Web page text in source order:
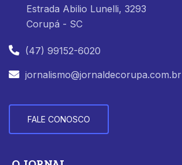
Estrada Abilio Lunelli, 3293
Corupá - SC
(47) 99152-6020
jornalismo@jornaldecorupa.com.br
FALE CONOSCO